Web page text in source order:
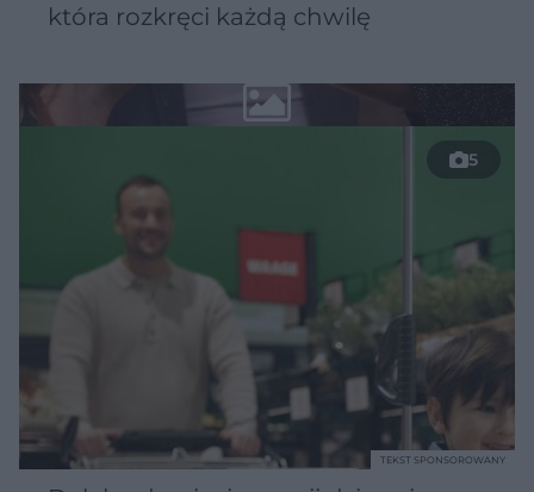
która rozkręci każdą chwilę
5
TEKST SPONSOROWANY